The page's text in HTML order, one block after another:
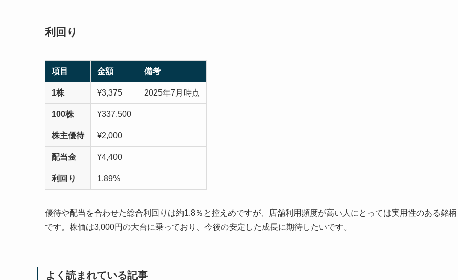
利回り
項目 金額 備考
1株 ¥3,375 2025年7月時点
100株 ¥337,500
株主優待 ¥2,000
配当金 ¥4,400
利回り 1.89%
優待や配当を合わせた総合利回りは約1.8％と控えめですが、店舗利用頻度が高い人にとっては実用性のある銘柄
です。株価は3,000円の大台に乗っており、今後の安定した成長に期待したいです。
よく読まれている記事